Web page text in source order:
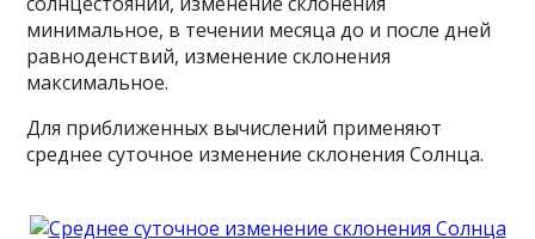
минимальное, в течении месяца до и после дней
равноденствий, изменение склонения
максимальное.
Для приближенных вычислений применяют
среднее суточное изменение склонения Солнца.